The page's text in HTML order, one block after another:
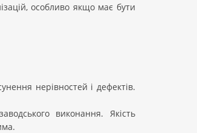
особливо якщо має бути
нерівностей і дефектів.
виконання. Якість